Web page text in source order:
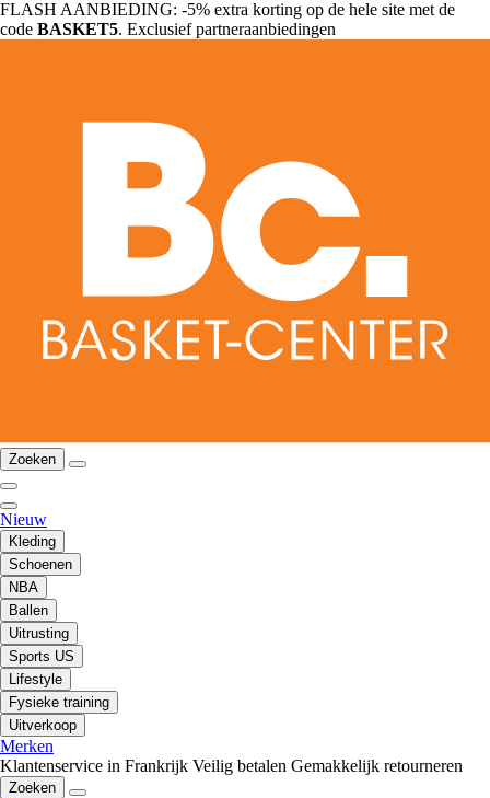
FLASH AANBIEDING: -5% extra korting op de hele site met de
code BASKET5. Exclusief partneraanbiedingen
Zoeken
Nieuw
Kleding
Schoenen
NBA
Ballen
Uitrusting
Sports US
Lifestyle
Fysieke training
Uitverkoop
Merken
Klantenservice in Frankrijk Veilig betalen Gemakkelijk retourneren
Zoeken